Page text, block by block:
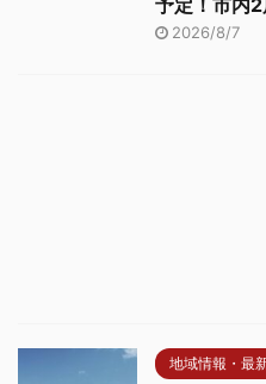
2026/8/7
地域情報・最